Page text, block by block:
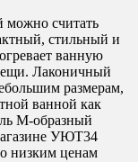
можно считать
стильный и
ванную
Лаконичный
размерам,
ванной как
М-образный
УЮТ34
низким ценам